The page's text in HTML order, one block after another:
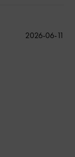
2026-06-11